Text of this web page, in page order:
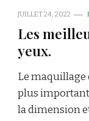
JUILLET 24, 2022
Les
yeux.
Le maquillage
plus
la dimension